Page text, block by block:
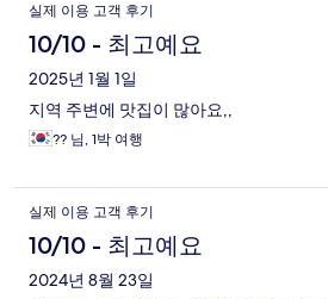
실제 이용 고객 후기
10/10 - 최고예요
2025년 1월 1일
지역 주변에 맛집이 많아요,,
?? 님, 1박 여행
실제 이용 고객 후기
10/10 - 최고예요
2024년 8월 23일